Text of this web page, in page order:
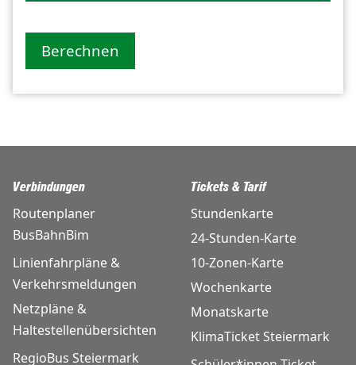
Berechnen
Verbindungen
Routenplaner
BusBahnBim
Linienfahrpläne &
Verkehrsmeldungen
Netzpläne &
Haltestellenübersichten
RegioBus Steiermark
Tickets & Tarif
Stundenkarte
24-Stunden-Karte
10-Zonen-Karte
Wochenkarte
Monatskarte
KlimaTicket Steiermark